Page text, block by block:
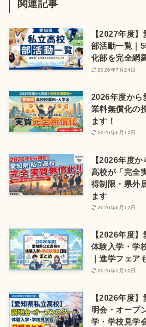
関連記事
【2027年度
部活動一覧｜
化部を完全網
2026年7月24日
2026年度から
業料無償化の
ます！
2026年6月12日
【2026年度
高校が「完全
得制限・県外
ます
2026年6月12日
【2026年度
体験入学・学
｜進学フェア
2026年5月10日
【2026年度
明会・オープ
学・学校見学